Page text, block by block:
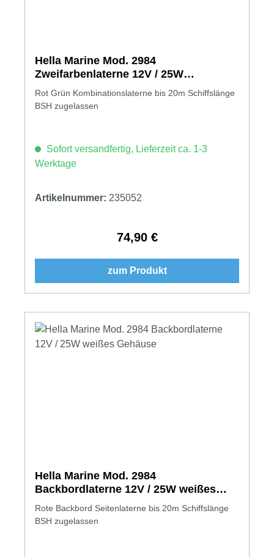
Hella Marine Mod. 2984
Zweifarbenlaterne 12V / 25W
schwarzes Gehäuse
Rot Grün Kombinationslaterne bis 20m Schiffslänge
BSH zugelassen
Sofort versandfertig, Lieferzeit ca. 1-3
Werktage
Artikelnummer: 235052
Regulärer Preis:
74,90 €
zum Produkt
Hella Marine Mod. 2984
Backbordlaterne 12V / 25W weißes
Gehäuse
Rote Backbord Seitenlaterne bis 20m Schiffslänge
BSH zugelassen